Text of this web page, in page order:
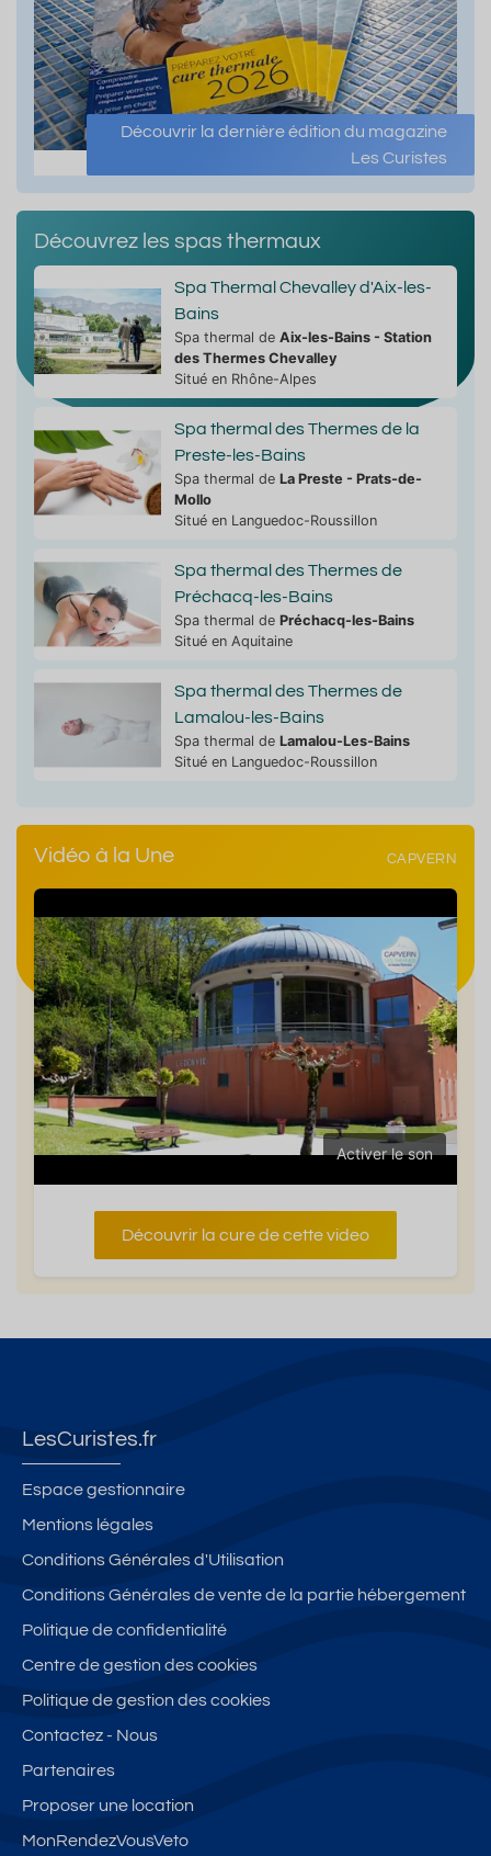
Découvrir la dernière édition du magazine
Les Curistes
Découvrez les spas thermaux
Spa Thermal Chevalley d'Aix-les-
Bains
Spa thermal de Aix-les-Bains - Station
des Thermes Chevalley
Situé en Rhône-Alpes
Spa thermal des Thermes de la
Preste-les-Bains
Spa thermal de La Preste - Prats-de-
Mollo
Situé en Languedoc-Roussillon
Spa thermal des Thermes de
Préchacq-les-Bains
Spa thermal de Préchacq-les-Bains
Situé en Aquitaine
Spa thermal des Thermes de
Lamalou-les-Bains
Spa thermal de Lamalou-Les-Bains
Situé en Languedoc-Roussillon
Vidéo à la Une CAPVERN
Activer le son
Découvrir la cure de cette video
LesCuristes.fr
Espace gestionnaire
Mentions légales
Conditions Générales d'Utilisation
Conditions Générales de vente de la partie hébergement
Politique de confidentialité
Centre de gestion des cookies
Politique de gestion des cookies
Contactez - Nous
Partenaires
Proposer une location
MonRendezVousVeto